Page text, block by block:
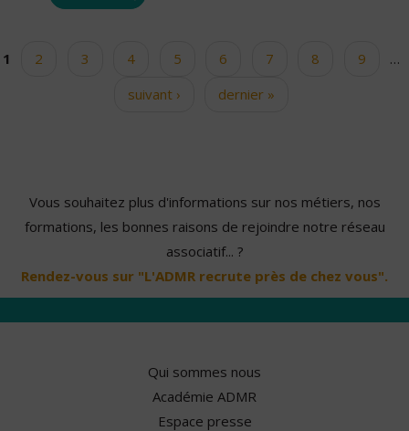
Pages
1 2 3 4 5 6 7 8 9
…
suivant ›
dernier »
Vous souhaitez plus d'informations sur nos métiers, nos
formations, les bonnes raisons de rejoindre notre réseau
associatif... ?
Rendez-vous sur "L'ADMR recrute près de chez vous".
Qui sommes nous
Académie ADMR
Espace presse